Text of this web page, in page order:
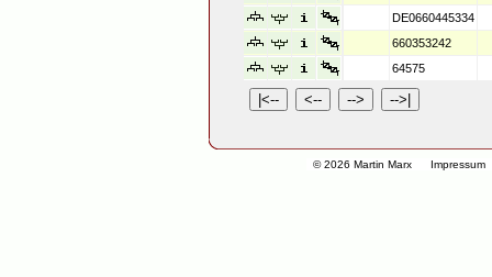
© 2026 Martin Marx Impressum
DE0660445334
660353242
64575